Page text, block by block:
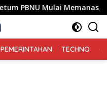
Mulai Memanas,
TECHNO